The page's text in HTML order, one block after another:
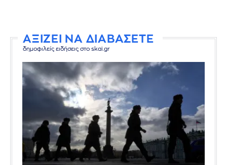
ΑΞΙΖΕΙ ΝΑ ΔΙΑΒΑΣΕΤΕ
δημοφιλείς ειδήσεις στο skai.gr